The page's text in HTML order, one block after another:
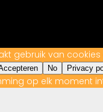
gebruik van
No Privacy
op elk moment